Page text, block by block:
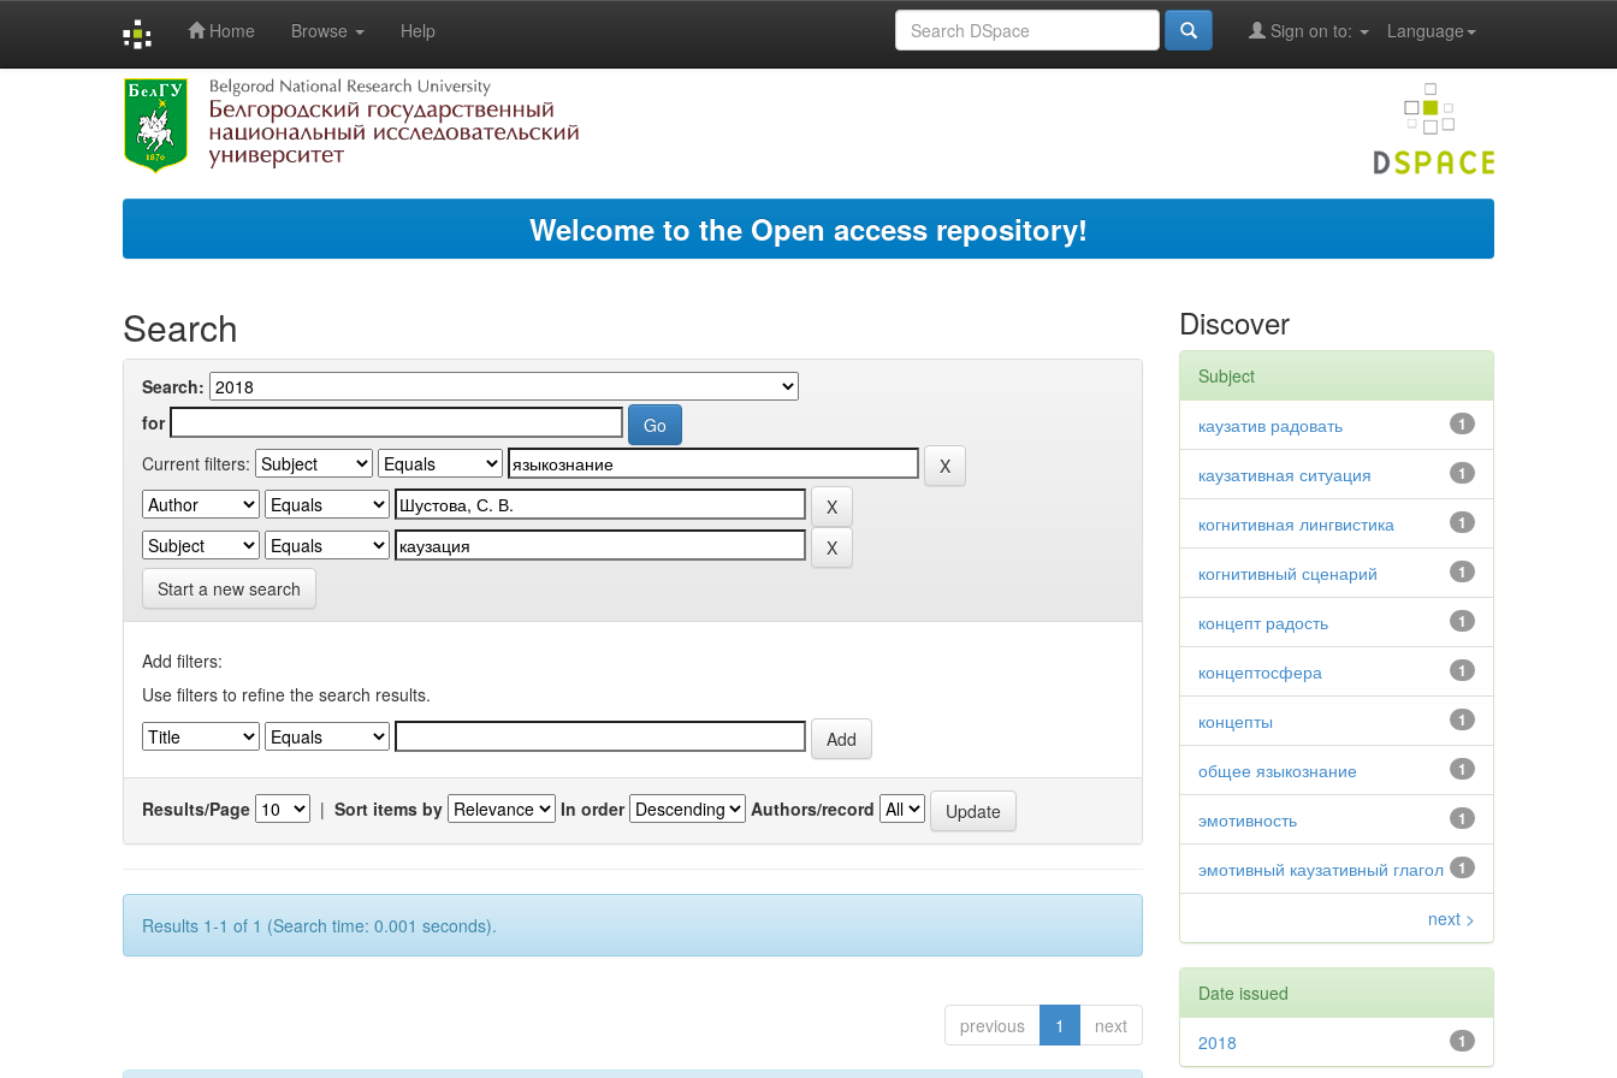
Home Browse Help Language
Sign on to:
Welcome to the Open access repository!
Search
Search:
for
Current filters:
Start a new search
Add filters:
Use filters to refine the search results.
Results/Page | Sort items by In order Authors/record
Results 1-1 of 1 (Search time: 0.001 seconds).
previous 1 next
Discover
Subject
1
каузатив радовать
1
каузативная ситуация
1
когнитивная лингвистика
1
когнитивный сценарий
1
концепт радость
1
концептосфера
1
концепты
1
общее языкознание
1
эмотивность
1
эмотивный каузативный глагол
next >
Date issued
1
2018